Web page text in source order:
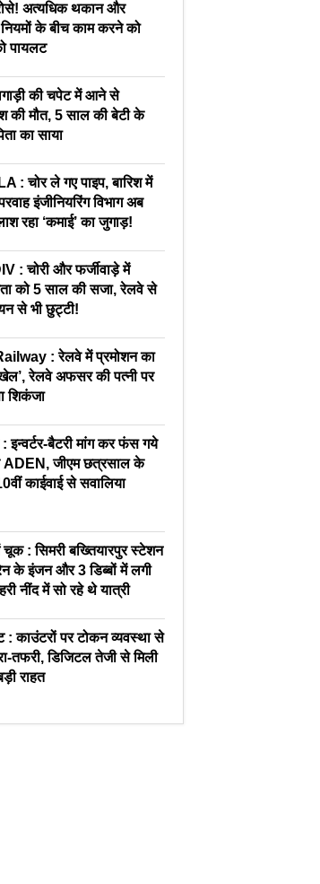
अत्यधिक थकान और
नियमों के बीच काम करने को
पायलट
की चपेट में आने से
की मौत, 5 साल की बेटी के
का साया
: चोर ले गए पाइप, बारिश में
इंजीनियरिंग विभाग अब
रहा ‘कमाई’ का जुगाड़!
: चोरी और फर्जीवाड़े में
को 5 साल की सजा, रेलवे से
से भी छुट्टी!
: रेलवे में प्रमोशन का
खेल’, रेलवे अफसर की पत्नी पर
शिकंजा
: इन्वर्टर-बैटरी मांग कर फंस गये
जीएम छत्रसाल के
काईवाई से सवालिया
चूक : सिमरी बख्तियारपुर स्टेशन
के इंजन और 3 डिब्बों में लगी
नींद में सो रहे थे यात्री
: काउंटरों पर टोकन व्यवस्था से
तफरी, डिजिटल तेजी से मिली
राहत